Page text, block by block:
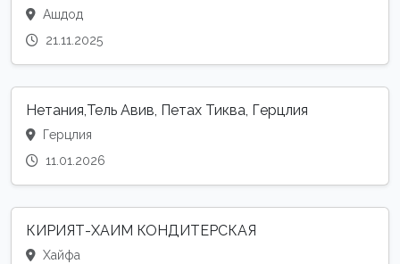
Ашдод
21.11.2025
Нетания,Тель Авив, Петах Тиква, Герцлия
Герцлия
11.01.2026
КИРИЯТ-ХАИМ КОНДИТЕРСКАЯ
Хайфа